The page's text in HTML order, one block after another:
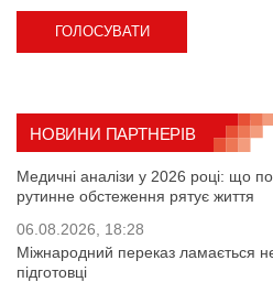
НОВИНИ ПАРТНЕРІВ
Медичні аналізи у 2026 році: що
рутинне обстеження рятує життя
06.08.2026, 18:28
Міжнародний переказ ламається
підготовці